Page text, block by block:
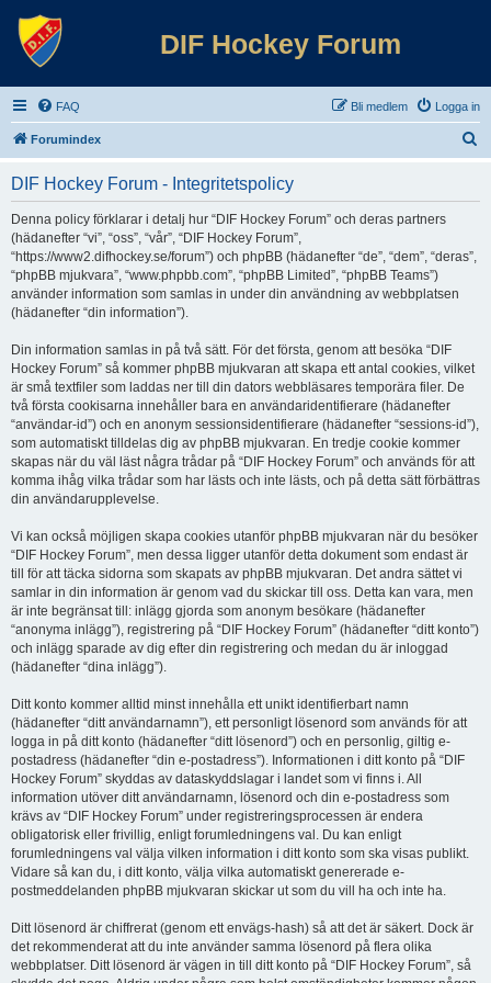
DIF Hockey Forum
FAQ Logga in
Bli medlem
Forumindex
DIF Hockey Forum - Integritetspolicy
Denna policy förklarar i detalj hur “DIF Hockey Forum” och deras partners
(hädanefter “vi”, “oss”, “vår”, “DIF Hockey Forum”,
“https://www2.difhockey.se/forum”) och phpBB (hädanefter “de”, “dem”, “deras”,
“phpBB mjukvara”, “www.phpbb.com”, “phpBB Limited”, “phpBB Teams”)
använder information som samlas in under din användning av webbplatsen
(hädanefter “din information”).
Din information samlas in på två sätt. För det första, genom att besöka “DIF
Hockey Forum” så kommer phpBB mjukvaran att skapa ett antal cookies, vilket
är små textfiler som laddas ner till din dators webbläsares temporära filer. De
två första cookisarna innehåller bara en användaridentifierare (hädanefter
“användar-id”) och en anonym sessionsidentifierare (hädanefter “sessions-id”),
som automatiskt tilldelas dig av phpBB mjukvaran. En tredje cookie kommer
skapas när du väl läst några trådar på “DIF Hockey Forum” och används för att
komma ihåg vilka trådar som har lästs och inte lästs, och på detta sätt förbättras
din användarupplevelse.
Vi kan också möjligen skapa cookies utanför phpBB mjukvaran när du besöker
“DIF Hockey Forum”, men dessa ligger utanför detta dokument som endast är
till för att täcka sidorna som skapats av phpBB mjukvaran. Det andra sättet vi
samlar in din information är genom vad du skickar till oss. Detta kan vara, men
är inte begränsat till: inlägg gjorda som anonym besökare (hädanefter
“anonyma inlägg”), registrering på “DIF Hockey Forum” (hädanefter “ditt konto”)
och inlägg sparade av dig efter din registrering och medan du är inloggad
(hädanefter “dina inlägg”).
Ditt konto kommer alltid minst innehålla ett unikt identifierbart namn
(hädanefter “ditt användarnamn”), ett personligt lösenord som används för att
logga in på ditt konto (hädanefter “ditt lösenord”) och en personlig, giltig e-
postadress (hädanefter “din e-postadress”). Informationen i ditt konto på “DIF
Hockey Forum” skyddas av dataskyddslagar i landet som vi finns i. All
information utöver ditt användarnamn, lösenord och din e-postadress som
krävs av “DIF Hockey Forum” under registreringsprocessen är endera
obligatorisk eller frivillig, enligt forumledningens val. Du kan enligt
forumledningens val välja vilken information i ditt konto som ska visas publikt.
Vidare så kan du, i ditt konto, välja vilka automatiskt genererade e-
postmeddelanden phpBB mjukvaran skickar ut som du vill ha och inte ha.
Ditt lösenord är chiffrerat (genom ett envägs-hash) så att det är säkert. Dock är
det rekommenderat att du inte använder samma lösenord på flera olika
webbplatser. Ditt lösenord är vägen in till ditt konto på “DIF Hockey Forum”, så